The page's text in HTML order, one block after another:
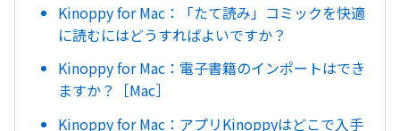
Kinoppy for Mac：「たて読み」コミックを快適
に読むにはどうすればよいですか？
Kinoppy for Mac：電子書籍のインポートはでき
ますか？［Mac］
Kinoppy for Mac：アプリKinoppyはどこで入手